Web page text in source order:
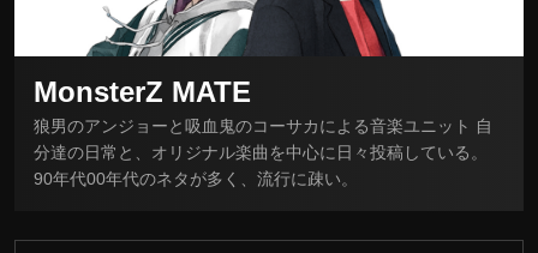
MonsterZ MATE
狼男のアンジョーと吸血鬼のコーサカによる音楽ユニット 自
分達の日常と、オリジナル楽曲を中心に日々投稿している。
90年代00年代のネタが多く、流行に疎い。